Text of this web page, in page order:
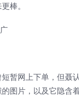
棒。
暂网上下单，但聂
图片，以及它隐含着